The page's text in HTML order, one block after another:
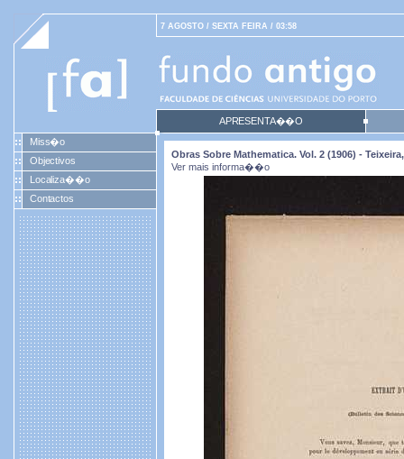
7 AGOSTO / SEXTA FEIRA / 03:58
APRESENTA��O
Miss�o
Objectivos
Localiza��o
Contactos
Obras Sobre Mathematica. Vol. 2 (1906) -
Ver mais informa��o